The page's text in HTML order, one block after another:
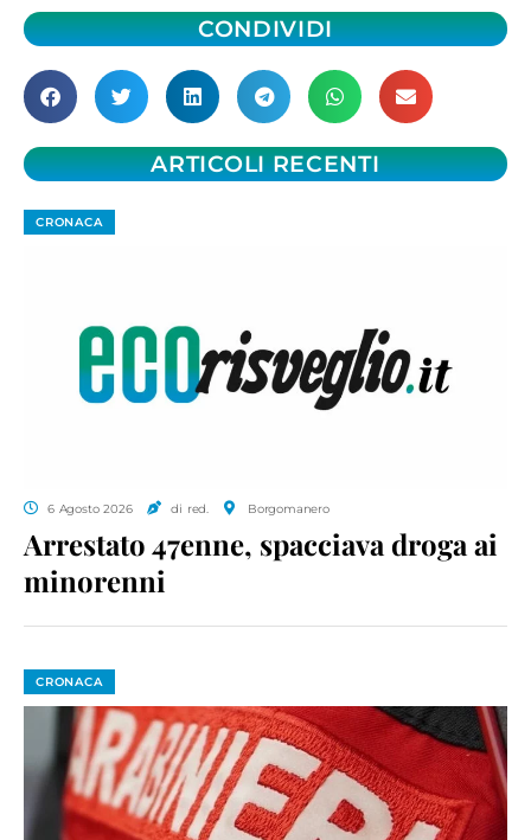
CONDIVIDI
ARTICOLI RECENTI
CRONACA
6 Agosto 2026 di red. Borgomanero
Arrestato 47enne, spacciava droga ai
minorenni
CRONACA